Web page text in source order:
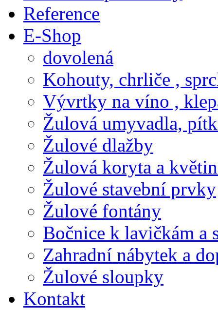
Reference
E-Shop
dovolená
Kohouty, chrliče ,
Vývrtky na víno ,
Žulová umyvadla,
Žulové dlažby
Žulová koryta a
Žulové stavební prvky
Žulové fontány
Bočnice k lavičkám a
Zahradní nábytek a
Žulové sloupky
Kontakt